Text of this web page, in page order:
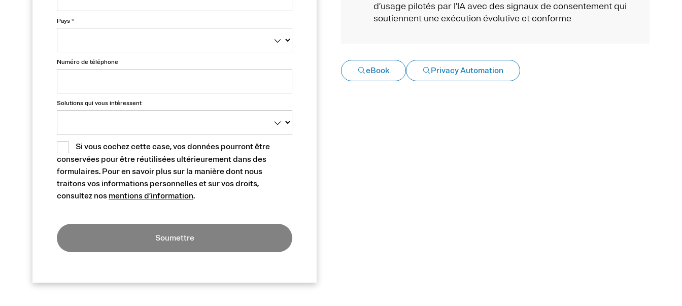
Pays *
Numéro de téléphone
Solutions qui vous intéressent
Si vous cochez cette case, vos données pourront être
conservées pour être réutilisées ultérieurement dans des
formulaires. Pour en savoir plus sur la manière dont nous
traitons vos informations personnelles et sur vos droits,
consultez nos mentions d’information.
Soumettre
d’usage pilotés par l’IA avec des signaux de consentement qui
soutiennent une exécution évolutive et conforme
eBook Privacy Automation